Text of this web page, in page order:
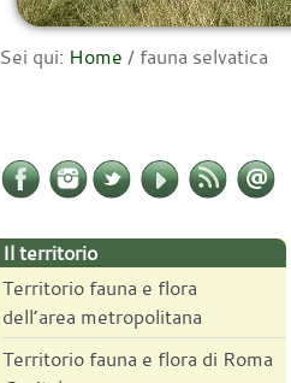
Sei qui: Home / fauna selvatica
Il territorio
Territorio fauna e flora
dell’area metropolitana
Territorio fauna e flora di Roma